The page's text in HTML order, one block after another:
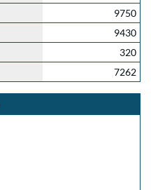
9750
9430
320
7262